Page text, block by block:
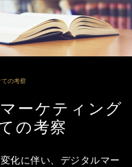
ての考察
ーケティング
の考察
化に伴い、デジタルマー